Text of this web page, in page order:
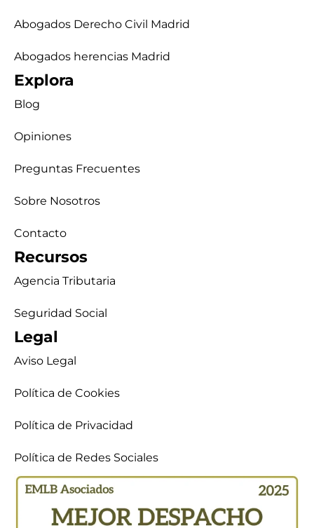
Abogados Derecho Civil Madrid
Abogados herencias Madrid
Explora
Blog
Opiniones
Preguntas Frecuentes
Sobre Nosotros
Contacto
Recursos
Agencia Tributaria
Seguridad Social
Legal
Aviso Legal
Política de Cookies
Política de Privacidad
Política de Redes Sociales